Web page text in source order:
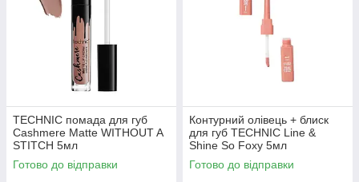
TECHNIC помада для губ
Cashmere Matte WITHOUT A
STITCH 5мл
Готово до відправки
Контурний олівець + блиск
для губ TECHNIC Line &
Shine So Foxy 5мл
Готово до відправки